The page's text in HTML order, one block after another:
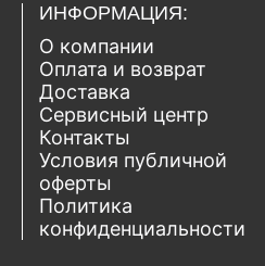
ИНФОРМАЦИЯ:
О компании
Оплата и возврат
Доставка
Сервисный центр
Контакты
Условия публичной
оферты
Политика
конфиденциальности